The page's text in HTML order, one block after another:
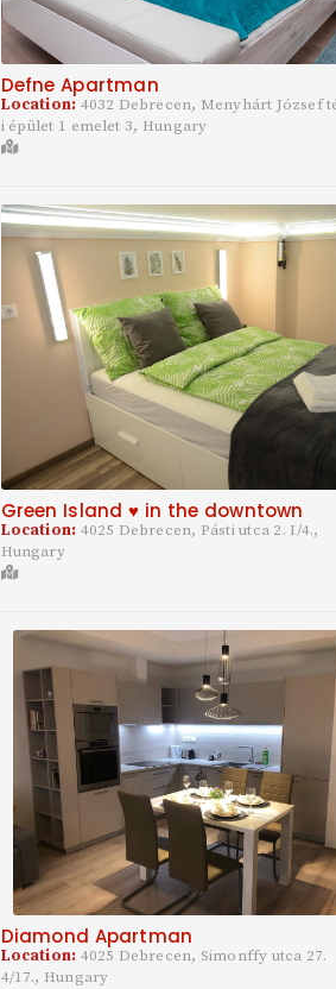
Defne Apartman
Location: 4032 Debrecen, Menyhárt József
i épület 1 emelet 3, Hungary
Green Island ♥ in the downtown
Location: 4025 Debrecen, Pásti utca 2. I/4.,
Hungary
Diamond Apartman
Location: 4025 Debrecen, Simonffy utca 27.
4/17., Hungary